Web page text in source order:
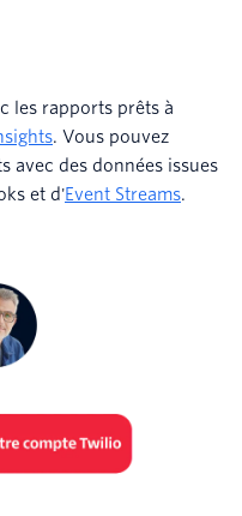
les rapports prêts à
. Vous pouvez
avec des données issues
et d'Event Streams.